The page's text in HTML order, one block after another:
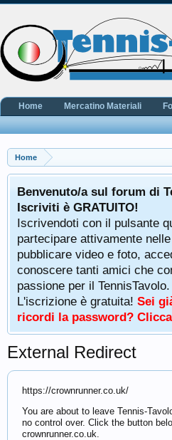
Home
Benvenuto/a sul forum di
Iscriviti è GRATUITO!
Iscrivendoti con il pulsante
partecipare attivamente
pubblicare video e foto,
conoscere tanti amici che
passione per il
L'iscrizione è gratuita! Sei
ricordi la password? Clicca
External Redirect
https://crownrunner.co.uk/
You are about to leave Tennis-
no control over. Click the button
crownrunner.co.uk.
Home Mercatino Materiali